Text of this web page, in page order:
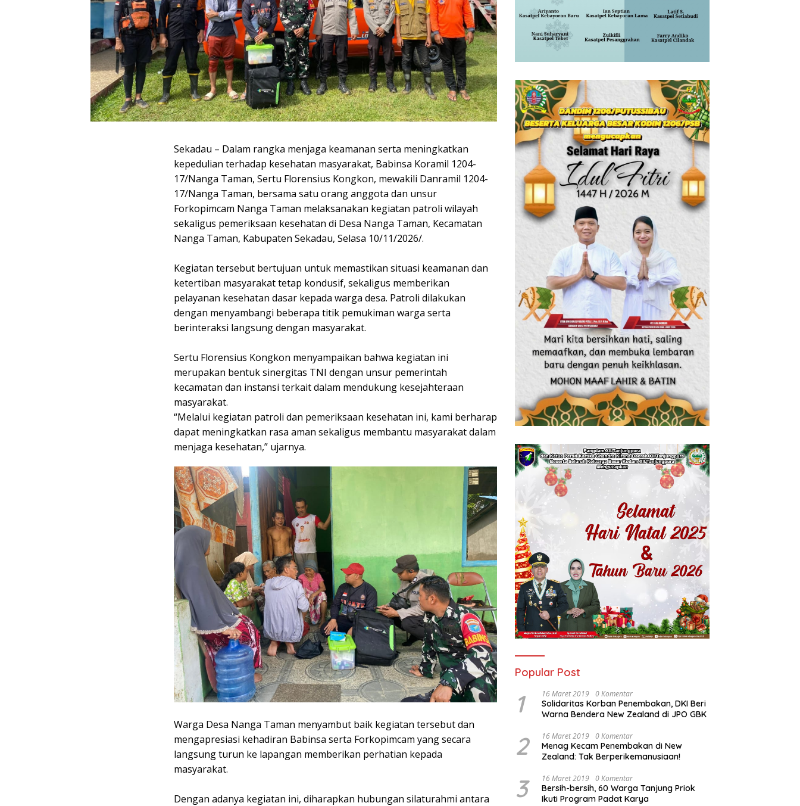
Sekadau – Dalam rangka menjaga keamanan serta meningkatkan
kepedulian terhadap kesehatan masyarakat, Babinsa Koramil 1204-
17/Nanga Taman, Sertu Florensius Kongkon, mewakili Danramil 1204-
17/Nanga Taman, bersama satu orang anggota dan unsur
Forkopimcam Nanga Taman melaksanakan kegiatan patroli wilayah
sekaligus pemeriksaan kesehatan di Desa Nanga Taman, Kecamatan
Nanga Taman, Kabupaten Sekadau, Selasa 10/11/2026/.
‎Kegiatan tersebut bertujuan untuk memastikan situasi keamanan dan
ketertiban masyarakat tetap kondusif, sekaligus memberikan
pelayanan kesehatan dasar kepada warga desa. Patroli dilakukan
dengan menyambangi beberapa titik pemukiman warga serta
berinteraksi langsung dengan masyarakat.
‎Sertu Florensius Kongkon menyampaikan bahwa kegiatan ini
merupakan bentuk sinergitas TNI dengan unsur pemerintah
kecamatan dan instansi terkait dalam mendukung kesejahteraan
masyarakat.
‎“Melalui kegiatan patroli dan pemeriksaan kesehatan ini, kami berharap
dapat meningkatkan rasa aman sekaligus membantu masyarakat dalam
menjaga kesehatan,” ujarnya.
‎Warga Desa Nanga Taman menyambut baik kegiatan tersebut dan
mengapresiasi kehadiran Babinsa serta Forkopimcam yang secara
langsung turun ke lapangan memberikan perhatian kepada
masyarakat.
‎Dengan adanya kegiatan ini, diharapkan hubungan silaturahmi antara
Popular Post
1 16 Maret 2019 0 Komentar
Solidaritas Korban Penembakan, DKI Beri
Warna Bendera New Zealand di JPO GBK
2 16 Maret 2019 0 Komentar
Menag Kecam Penembakan di New
Zealand: Tak Berperikemanusiaan!
3 16 Maret 2019 0 Komentar
Bersih-bersih, 60 Warga Tanjung Priok
Ikuti Program Padat Karya